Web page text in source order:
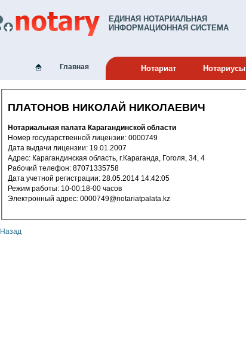
ЕДИНАЯ НОТАРИАЛЬНАЯ
ИНФОРМАЦИОННАЯ СИСТЕМА
Главная Нотариат Нотариусы
ПЛАТОНОВ НИКОЛАЙ НИКОЛАЕВИЧ
Нотариальная палата Карагандинской области
Номер государственной лицензии: 0000749
Дата выдачи лицензии: 19.01.2007
Адрес: Карагандинская область, г.Караганда, Гоголя, 34, 4
Рабочий телефон: 87071335758
Дата учетной регистрации: 28.05.2014 14:42:05
Режим работы: 10-00:18-00 часов
Электронный адрес: 0000749@notariatpalata.kz
Назад